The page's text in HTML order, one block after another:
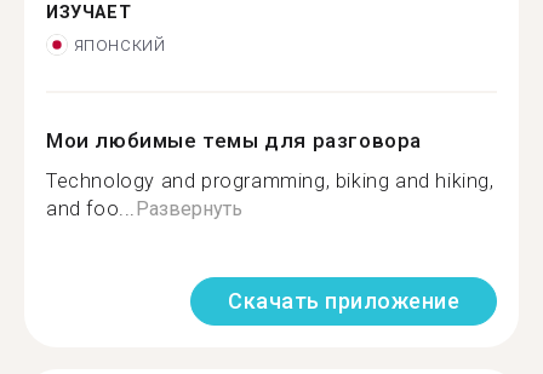
ИЗУЧАЕТ
японский
Мои любимые темы для разговора
Technology and programming, biking and hiking,
and foo...Развернуть
Скачать приложение